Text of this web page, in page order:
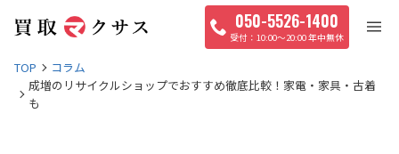
050-5526-1400
10:00〜20:00 年中無休
TOP
コラム
成増のリサイクルショップでおすすめ徹底比較！家電・家具・古着
も